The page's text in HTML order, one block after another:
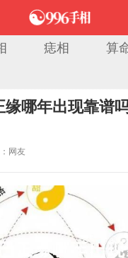
痣相 算
缘哪年出现靠谱
网友